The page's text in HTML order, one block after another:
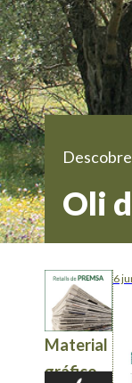
Oli
Material
gráfico
6